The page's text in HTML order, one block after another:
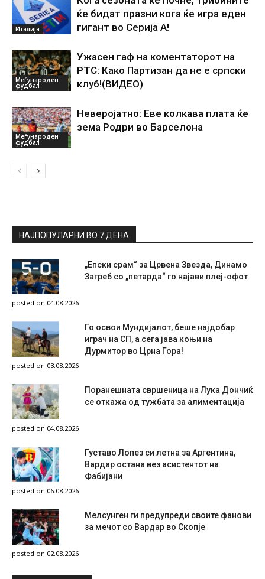
Италија
ќе бидат празни кога ќе игра еден
гигант во Серија А!
Меѓународен
фудбал
Ужасен гаф на коментаторот на
РТС: Како Партизан да не е српски
клуб!(ВИДЕО)
Меѓународен
фудбал
Неверојатно: Еве колкава плата ќе
зема Родри во Барселона
НАЈПОПУЛАРНИ ВО 7 ДЕНА
„Епски срам“ за Црвена Звезда, Динамо
Загреб со „петарда“ го најави плеј-офот
posted on 04.08.2026
Го освои Мундијалот, беше најдобар
играч на СП, а сега јава коњи на
Дурмитор во Црна Гора!
posted on 03.08.2026
Поранешната свршеница на Лука Дончиќ
се откажа од тужбата за алиментација
posted on 04.08.2026
Густаво Лопез си летна за Аргентина,
Вардар остана вез асистентот на
Фабијани
posted on 06.08.2026
Мелсунген ги предупреди своите фанови
за мечот со Вардар во Скопје
posted on 02.08.2026